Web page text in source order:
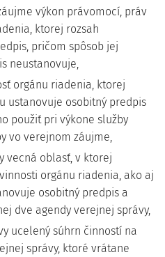
výkon právomocí, práv
ktorej rozsah
pričom spôsob jej
neustanovuje,
orgánu riadenia, ktorej
ustanovuje osobitný predpis
použiť pri výkone služby
vo verejnom záujme,
vecná oblasť, v ktorej
orgánu riadenia, ako aj
osobitný predpis a
dve agendy verejnej správy,
ucelený súhrn činností na
správy, ktoré vrátane